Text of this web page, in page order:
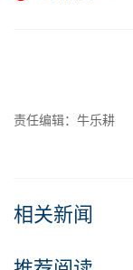
责任编辑：牛乐耕
相关新闻